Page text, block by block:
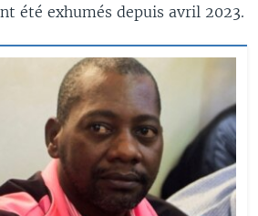
été exhumés depuis avril 2023.